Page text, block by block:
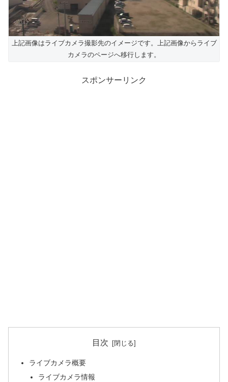
上記画像はライブカメラ撮影先のイメージです。上記画像からライブ
カメラのページへ移行します。
スポンサーリンク
目次
ライブカメラ概要
ライブカメラ情報